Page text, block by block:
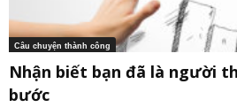
Câu chuyện thành công
Nhận biết bạn đã là người
bước